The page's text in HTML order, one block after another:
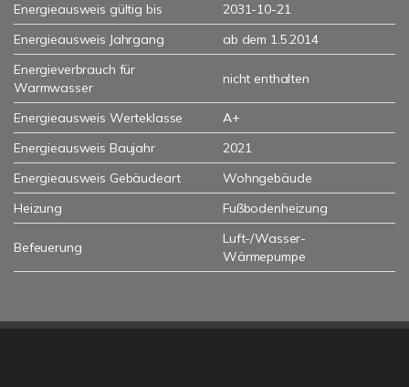
Energieausweis gültig bis
2031-10-21
Energieausweis Jahrgang
ab dem 1.5.2014
Energieverbrauch für
Warmwasser
nicht enthalten
Energieausweis Werteklasse
A+
Energieausweis Baujahr
2021
Energieausweis Gebäudeart
Wohngebäude
Heizung
Fußbodenheizung
Befeuerung
Luft-/Wasser-
Wärmepumpe